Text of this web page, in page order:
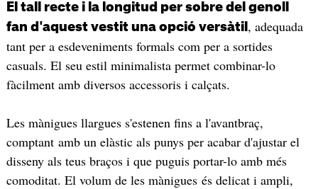
El tall recte i la longitud per sobre del genoll
fan d'aquest vestit una opció versàtil , adequada
tant per a esdeveniments formals com per a sortides
casuals. El seu estil minimalista permet combinar-lo
fàcilment amb diversos accessoris i calçats.
Les mànigues llargues s'estenen fins a l'avantbraç,
comptant amb un elàstic als punys per acabar d'ajustar el
disseny als teus braços i que puguis portar-lo amb més
comoditat. El volum de les mànigues és delicat i ampli,